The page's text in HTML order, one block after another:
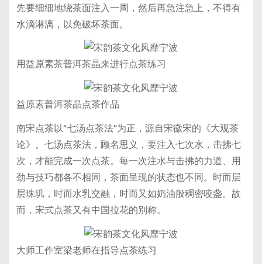
先要细细地绕茶面注入一周，然后再急注急上，不得有
水滴淋漓，以免破坏茶面。
用益原素茶普洱茶晶来进行点茶练习
益原素普洱茶晶点茶作品
南宋点茶以“七汤点茶法”为正，源自宋徽宋的《大观茶
论》。七汤点茶法，顾名思义，要注入七次水，击拂七
次，才能完成一次点茶。每一次注水与击拂的力道、用
劲与技巧都各不相同，茶面呈现的状态也不同。时而层
层珠玑，时而水乳交融，时而又如奶油般稠密咬盏。故
而，宋式点茶又有中国拉花的别称。
大师工作室梁老师在指导点茶练习